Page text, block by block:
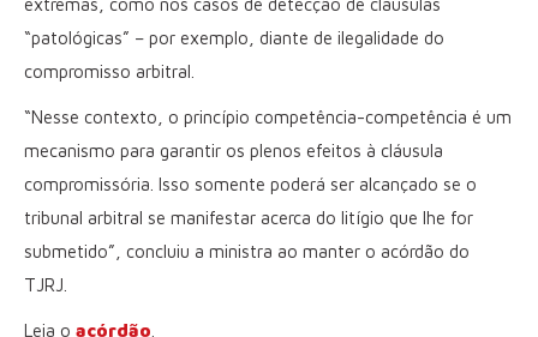
extremas, como nos casos de detecção de cláusulas
“patológicas” – por exemplo, diante de ilegalidade do
compromisso arbitral.
“Nesse contexto, o princípio competência-competência é um
mecanismo para garantir os plenos efeitos à cláusula
compromissória. Isso somente poderá ser alcançado se o
tribunal arbitral se manifestar acerca do litígio que lhe for
submetido”, concluiu a ministra ao manter o acórdão do
TJRJ.
Leia o acórdão